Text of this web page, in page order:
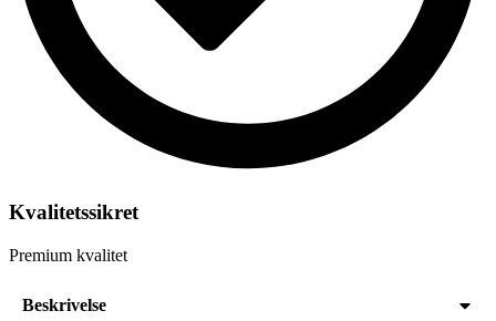
Kvalitetssikret
Premium kvalitet
Beskrivelse